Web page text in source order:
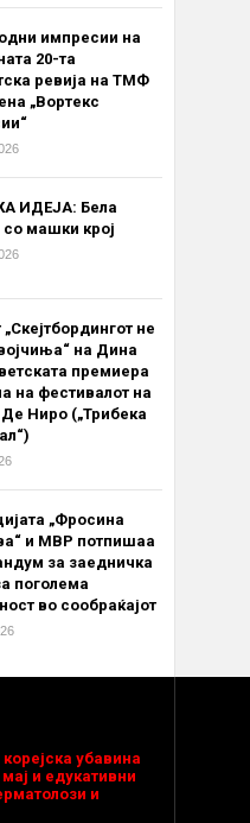
импресии на
20-та
ревија на ТМФ
„Вортекс
ИДЕЈА: Бела
машки крој
не
на Дина
премиера
на фестивалот на
Ниро („Трибека
„Фросина
и МВР потпишаа
за заедничка
поголема
во сообраќајот
убавина
и едукативни
и